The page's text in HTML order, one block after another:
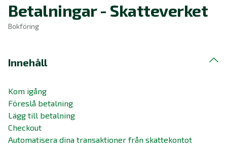
Support Play
Ordlista
Betalningar - Skatteverket
Bokföring
Innehåll
Kom igång
Föreslå betalning
Lägg till betalning
Checkout
Automatisera dina transaktioner från skattekontot